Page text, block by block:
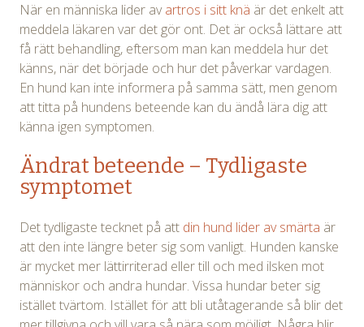
När en människa lider avartros i sitt knä är det enkelt att
meddela läkaren var det gör ont. Det är också lättare att
få rätt behandling, eftersom man kan meddela hur det
känns, när det började och hur det påverkar vardagen.
En hund kan inte informera på samma sätt, men genom
att titta på hundens beteende kan du ändå lära dig att
känna igen symptomen.
Ändrat beteende – Tydligaste
symptomet
Det tydligaste tecknet på att din hund lider av smärta är
att den inte längre beter sig som vanligt. Hunden kanske
är mycket mer lättirriterad eller till och med ilsken mot
människor och andra hundar. Vissa hundar beter sig
istället tvärtom. Istället för att bli utåtagerande så blir det